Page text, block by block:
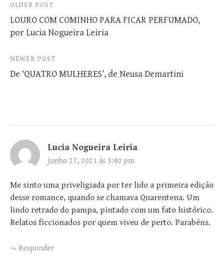
Post
navigation
OLDER POST
LOURO COM COMINHO PARA FICAR PERFUMADO,
por Lucia Nogueira Leiria
NEWER POST
De ‘QUATRO MULHERES’, de Neusa Demartini
Lucia Nogueira Leiria
junho 27, 2021 às 3:40 pm
Me sinto uma priveligiada por ter lido a primeira edição
desse romance, quando se chamava Quarentena. Um
lindo retrado do pampa, pintado com um fato histórico.
Relatos ficcionados por quem viveu de perto. Parabéns.
Responder